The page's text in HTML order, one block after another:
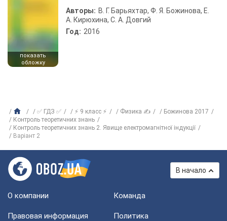
показать
обложку
Авторы: В. Г. Барьяхтар, Ф. Я. Божинова, Е.
А. Кирюхина, С. А. Довгий
Год: 2016
✅ ГДЗ ✅ ⚡ 9 класс ⚡ Физика ✍
Божинова 2017
Контроль теоретичних знань
Контроль теоретичних знань 2. Явище електромагнітної індукції
Варіант 2
В начало
О компании Команда
Правовая информация
Политика